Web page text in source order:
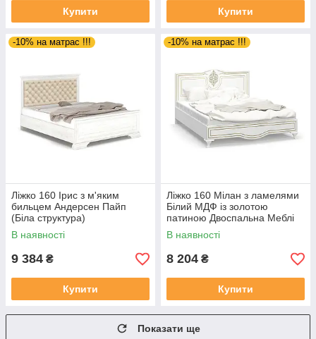
Купити Купити
-10% на матрас !!!
Ліжко 160 Ірис з м'яким
бильцем Андерсен Пайп
(Біла структура)
В наявності
9 384 ₴
Купити
-10% на матрас !!!
Ліжко 160 Мілан з ламелями
Білий МДФ із золотою
патиною Двоспальна Меблі
Сервіс
В наявності
8 204 ₴
Купити
Показати ще